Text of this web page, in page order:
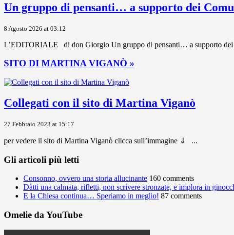
Un gruppo di pensanti… a supporto dei
8 Agosto 2026 at 03:12
L’EDITORIALE di don Giorgio Un gruppo di pensanti… a supporto dei
SITO DI MARTINA VIGANÒ »
Collegati con il sito di Martina Viganò
27 Febbraio 2023 at 15:17
per vedere il sito di Martina Viganò clicca sull’immagine ⇓ ...
Gli articoli più letti
Consonno, ovvero una storia allucinante 160 comments
Dàtti una calmata, rifletti, non scrivere stronzate, e implora in
E la Chiesa continua… Speriamo in meglio! 87 comments
Omelie da YouTube